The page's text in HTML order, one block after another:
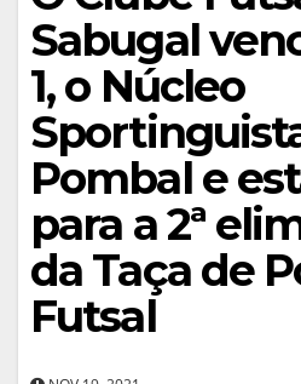
Sabugal
1, o Núcleo
Pombal e
para a 2ª
da Taça de
Futsal